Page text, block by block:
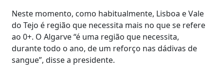
Neste momento, como habitualmente, Lisboa e Vale
do Tejo é região que necessita mais no que se refere
ao 0+. O Algarve “é uma região que necessita,
durante todo o ano, de um reforço nas dádivas de
sangue”, disse a presidente.